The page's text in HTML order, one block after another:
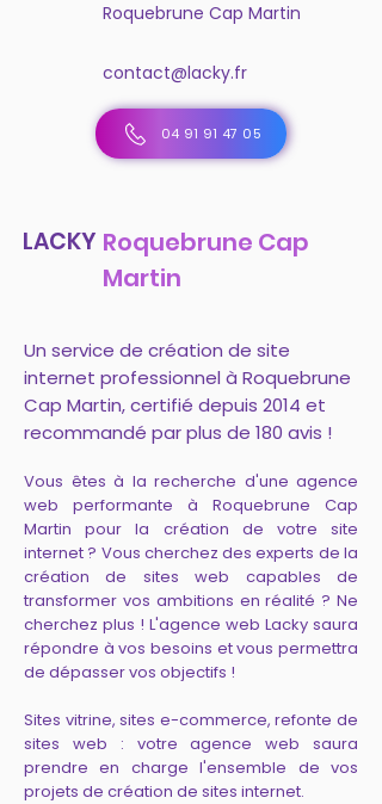
Roquebrune Cap Martin
contact@lacky.fr
04 91 91 47 05
LACKY Roquebrune Cap
Martin
Un service de création de site
internet professionnel à Roquebrune
Cap Martin, certifié depuis 2014 et
recommandé par plus de 180 avis !
Vous êtes à la recherche d'une agence
web performante à Roquebrune Cap
Martin pour la création de votre site
internet ? Vous cherchez des experts de la
création de sites web capables de
transformer vos ambitions en réalité ? Ne
cherchez plus ! L'agence web Lacky saura
répondre à vos besoins et vous permettra
de dépasser vos objectifs !
Sites vitrine, sites e-commerce, refonte de
sites web : votre agence web saura
prendre en charge l'ensemble de vos
projets de création de sites internet.